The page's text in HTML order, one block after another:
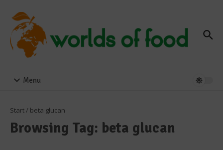
Menu
Start/ beta glucan
Browsing Tag: beta glucan